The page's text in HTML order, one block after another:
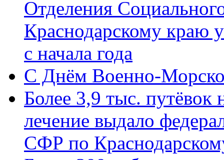
Отделения
Краснодарскому краю
с начала года
C Днём Военно-
Более 3,9 тыс. путёвок
лечение выдало
СФР по